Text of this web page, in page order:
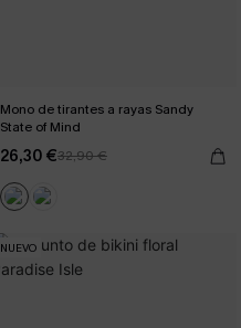
Mono de tirantes a rayas Sandy
State of Mind
26,30 €32,90 €
NUEVO